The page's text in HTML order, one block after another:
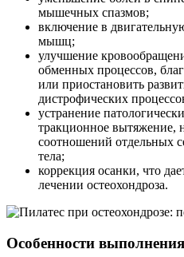
мышечных спазмов;
включение в
мышц;
улучшение
обменных процессов,
или приостановить
дистрофических
устранение
тракционное вытяжение,
соотношений отдельных
тела;
коррекция осанки, что
лечении остеохондроза.
Особенности